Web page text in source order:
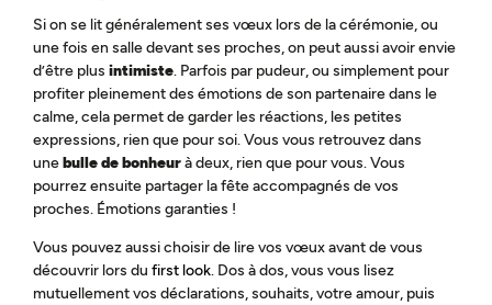
Si on se lit généralement ses vœux lors de la cérémonie, ou
une fois en salle devant ses proches, on peut aussi avoir envie
d’être plus intimiste. Parfois par pudeur, ou simplement pour
profiter pleinement des émotions de son partenaire dans le
calme, cela permet de garder les réactions, les petites
expressions, rien que pour soi. Vous vous retrouvez dans
unebulle de bonheurà deux, rien que pour vous. Vous
pourrez ensuite partager la fête accompagnés de vos
proches. Émotions garanties !
Vous pouvez aussi choisir de lire vos vœux avant de vous
découvrir lors du first look. Dos à dos, vous vous lisez
mutuellement vos déclarations, souhaits, votre amour, puis